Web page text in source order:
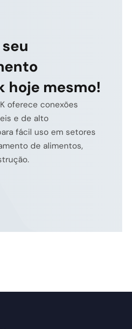
hoje mesmo!
oferece conexões
e de alto
fácil uso em setores
de alimentos,